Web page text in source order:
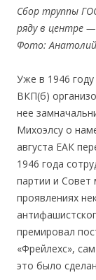
Сбор труппы
ряду в центре
Фото:
Уже в 1946
ВКП(б)
нее
Михоэлсу о
августа ЕАК
1946 года
партии и Совет
проявлениях
премировал
«Фрейлехс»,
это было